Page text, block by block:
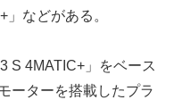
などがある。
S 4MATIC+」をベース
ーターを搭載したプラ